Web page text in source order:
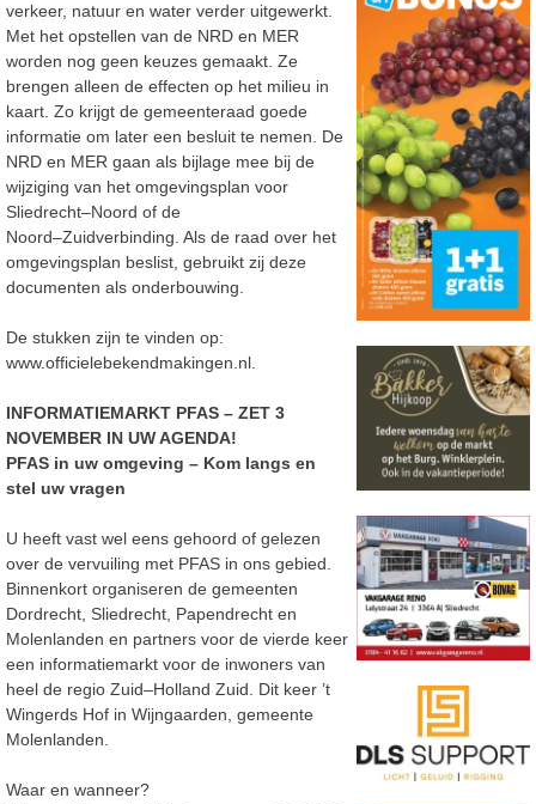
verkeer, natuur en water verder uitgewerkt.
Met het opstellen van de NRD en MER
worden nog geen keuzes gemaakt. Ze
brengen alleen de effecten op het milieu in
kaart. Zo krijgt de gemeenteraad goede
informatie om later een besluit te nemen. De
NRD en MER gaan als bijlage mee bij de
wijziging van het omgevingsplan voor
Sliedrecht–Noord of de
Noord–Zuidverbinding. Als de raad over het
omgevingsplan beslist, gebruikt zij deze
documenten als onderbouwing.
De stukken zijn te vinden op:
www.officielebekendmakingen.nl
INFORMATIEMARKT PFAS – ZET 3
NOVEMBER IN UW AGENDA!
PFAS in uw omgeving – Kom langs en
stel uw vragen
U heeft vast wel eens gehoord of gelezen
over de vervuiling met PFAS in ons gebied.
Binnenkort organiseren de gemeenten
Dordrecht, Sliedrecht, Papendrecht en
Molenlanden en partners voor de vierde keer
een informatiemarkt voor de inwoners van
heel de regio Zuid–Holland Zuid. Dit keer ’t
Wingerds Hof in Wijngaarden, gemeente
Molenlanden.
Waar en wanneer?